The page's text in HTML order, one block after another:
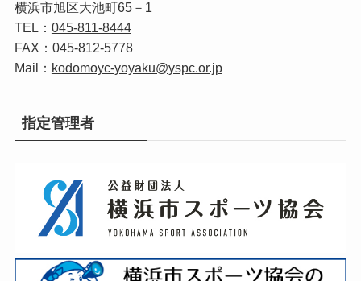
横浜市旭区大池町65－1
TEL： 045‐811‐8444
FAX：045‐812‐5778
Mail： kodomoyc-yoyaku@yspc.or.jp
指定管理者